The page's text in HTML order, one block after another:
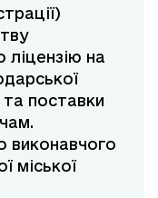
ліцензію на
та поставки
виконавчого
міської